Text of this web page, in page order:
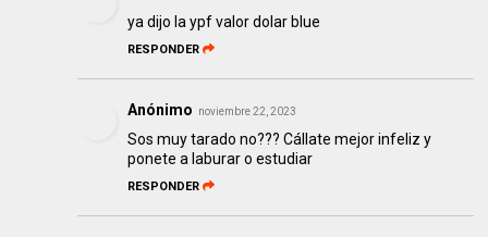
ya dijo la ypf valor dolar blue
RESPONDER
Anónimo noviembre 22, 2023
Sos muy tarado no??? Cállate mejor infeliz y
ponete a laburar o estudiar
RESPONDER